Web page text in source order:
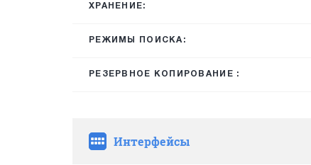
ХРАНЕНИЕ:
РЕЖИМЫ ПОИСКА:
РЕЗЕРВНОЕ КОПИРОВАНИЕ :
Интерфейсы